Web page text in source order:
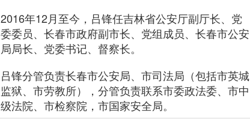
2016年12月至今，吕锋任吉林省公安厅副厅长、党
委委员、长春市政府副市长、党组成员、长春市公安
局局长、党委书记、督察长。
吕锋分管负责长春市公安局、市司法局（包括市英城
监狱、市劳教所），分管负责联系市委政法委、市中
级法院、市检察院，市国家安全局。